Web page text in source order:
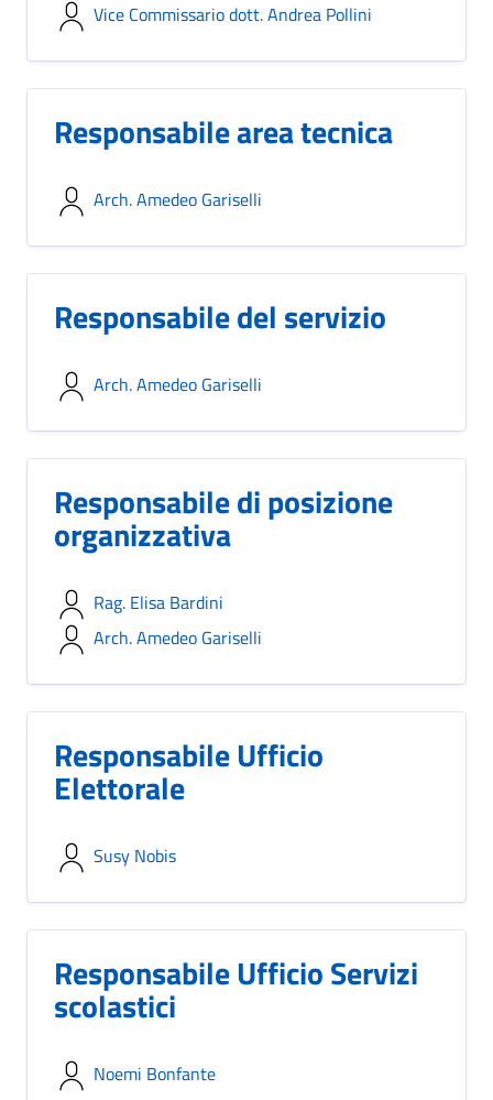
Vice Commissario dott. Andrea Pollini
Responsabile area tecnica
Arch. Amedeo Gariselli
Responsabile del servizio
Arch. Amedeo Gariselli
Responsabile di posizione
organizzativa
Rag. Elisa Bardini
Arch. Amedeo Gariselli
Responsabile Ufficio
Elettorale
Susy Nobis
Responsabile Ufficio Servizi
scolastici
Noemi Bonfante